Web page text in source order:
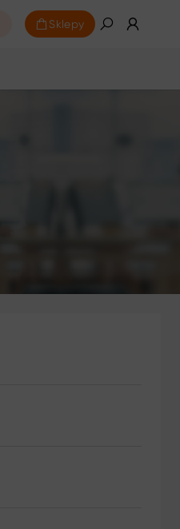
Sklepy